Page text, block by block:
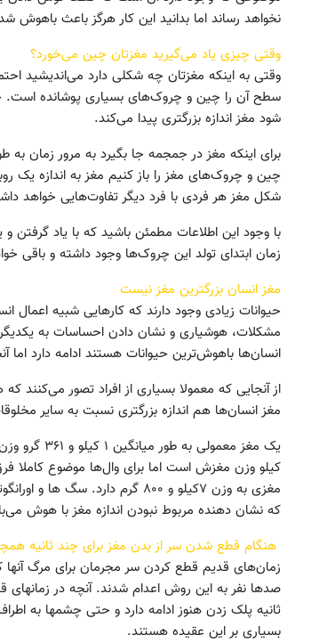
نخواهد رساند اما بدانید این کار هرگز باعث
وقتی چیزی یاد می‌گیرید مغزتان چین می‌خورد؟
وقتی به اینکه مغزتان چه شکلی دارد می‌اندیشید
سطح آن را چین و چروک‌های بسیاری پوشانده است.
شود مغز اندازه بزرگتری پیدا می‌کند.
برای اینکه مغز در جمجمه جا بگیرد به مرور زمان
چین و چروک‌های مغز را باز کنیم مغز به اندازه یک
شکل مغز هر فردی با فرد دیگر تفاوت‌هایی خواهد
با وجود این اطلاعات مطمئن باشید که با یاد
زمان ابتدای تولد این چروک‌ها وجود داشته و باقی
مغز انسان بزرگترین مغز نیست
حیوانات زیادی وجود دارند که کارهایی شبیه اعمال
مشکلات، هوشیاری و نشان دادن احساسات به یکدیگر
انسان‌ها باهوش‌ترین حیوانات هستند ادامه دارد
از آنجایی که معمولا بسیاری از افراد تصور
مغز انسان‌ها هم اندازه بزرگتری نسبت به سایر
کیلو وزن مغزش است اما برای وال‌ها موضوع کاملا
مغزی به وزن ۷کیلو و ۸۰۰ گرم
که نشان دهنده مربوط نبودن اندازه مغز با هوش
هنگام قطع شدن سر از بدن مغز برای چند ثانیه
زمان‌های قدیم قطع کردن سر مجرمان برای مرگ
ثانیه پلک زدن هنوز ادامه دارد و حتی چشمها به
بسیاری بر این عقیده هستند.